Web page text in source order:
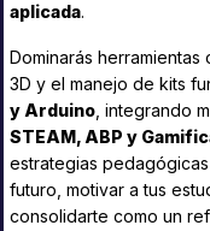
aplicada.
Dominarás
3D y el manejo de kits
y Arduino , integrando
STEAM, ABP y
estrategias
futuro, motivar a tus
consolidarte como un